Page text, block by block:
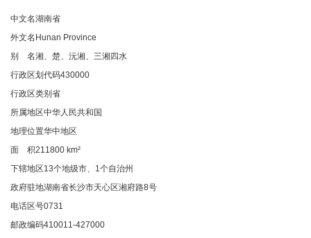
中文名湖南省
外文名Hunan Province
别 名湘、 楚、沅湘、三湘四水
行政区划代码430000
行政区类别省
所属地区中华人民共和国
地理位置华中地区
面 积211800 km²
下辖地区13个地级市、1个自治州
政府驻地湖南省长沙市天心区湘府路8号
电话区号0731
邮政编码410011-427000